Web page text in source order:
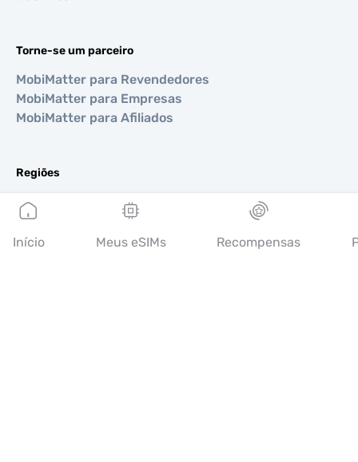
Torne-se um parceiro
MobiMatter para Revendedores
MobiMatter para Empresas
MobiMatter para Afiliados
Regiões
eSIM para Europa
eSIM para Ásia
eSIM para Américas
Início Meus eSIMs Recompensas